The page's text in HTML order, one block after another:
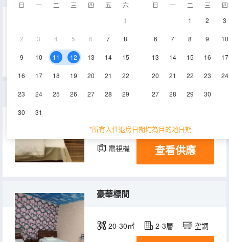
日 一 二 三 四 五
六
1
2 3 4 5 6 7 8
9 10 11 12 13 14 15
16 17 18 19 20 21 22
23 24 25 26 27 28 29
30 31
日 一 二 三
四
1
2 3
6 7 8 9 10
13 14 15 16 17
20 21 22 23 24
27 28 29 30
*所有入住退房日期均為目的地日期
空調
特價大床房(公共衞浴)
15-20㎡ 2-3層
電視機 查看供應
豪華標間
20-30㎡ 2-3層 空調